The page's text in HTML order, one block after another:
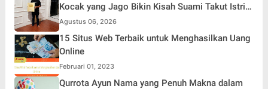
Kocak yang Jago Bikin Kisah Suami Takut Istri
Jadi Hiburan
Agustus 06, 2026
15 Situs Web Terbaik untuk Menghasilkan Uang
Online
Februari 01, 2023
Qurrota Ayun Nama yang Penuh Makna dalam